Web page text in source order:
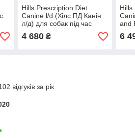
Hills Prescription Diet
Canine l/d (Хілс ПД Канін
л/д) для собак під час
захворювань печінки та
ліпідозу
4 680₴
Hills
and
д
разі
6
відгуків за рік